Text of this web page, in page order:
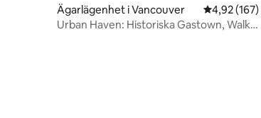
Ägarlägenhet i Vancouver 4,92 av 5 i
4,92 (167)
Urban Haven: Historiska Gastown, Walk